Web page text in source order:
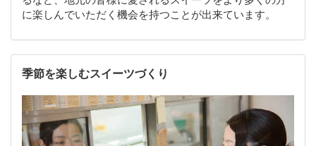
に楽しんでいただく機会を持つことが出来ています。
季節を楽しむスイーツづくり